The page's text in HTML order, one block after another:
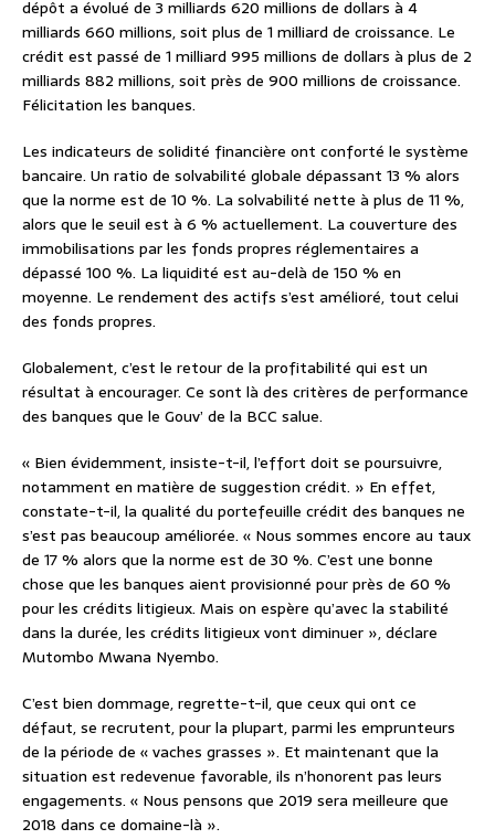
dépôt a évolué de 3 milliards 620 millions de dollars à 4
milliards 660 millions, soit plus de 1 milliard de croissance. Le
crédit est passé de 1 milliard 995 millions de dollars à plus de 2
milliards 882 millions, soit près de 900 millions de croissance.
Félicitation les banques.
Les indicateurs de solidité financière ont conforté le système
bancaire. Un ratio de solvabilité globale dépassant 13 % alors
que la norme est de 10 %. La solvabilité nette à plus de 11 %,
alors que le seuil est à 6 % actuellement. La couverture des
immobilisations par les fonds propres réglementaires a
dépassé 100 %. La liquidité est au-delà de 150 % en
moyenne. Le rendement des actifs s’est amélioré, tout celui
des fonds propres.
Globalement, c’est le retour de la profitabilité qui est un
résultat à encourager. Ce sont là des critères de performance
des banques que le Gouv’ de la BCC salue.
« Bien évidemment, insiste-t-il, l’effort doit se poursuivre,
notamment en matière de suggestion crédit. » En effet,
constate-t-il, la qualité du portefeuille crédit des banques ne
s’est pas beaucoup améliorée. « Nous sommes encore au taux
de 17 % alors que la norme est de 30 %. C’est une bonne
chose que les banques aient provisionné pour près de 60 %
pour les crédits litigieux. Mais on espère qu’avec la stabilité
dans la durée, les crédits litigieux vont diminuer », déclare
Mutombo Mwana Nyembo.
C’est bien dommage, regrette-t-il, que ceux qui ont ce
défaut, se recrutent, pour la plupart, parmi les emprunteurs
de la période de « vaches grasses ». Et maintenant que la
situation est redevenue favorable, ils n’honorent pas leurs
engagements. « Nous pensons que 2019 sera meilleure que
2018 dans ce domaine-là ».